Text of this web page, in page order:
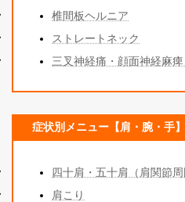
椎間板ヘルニア
ストレートネック
三叉神経痛・顔面神経麻
症状別メニュー【肩・腕・手】
四十肩・五十肩（肩関節周
肩こり